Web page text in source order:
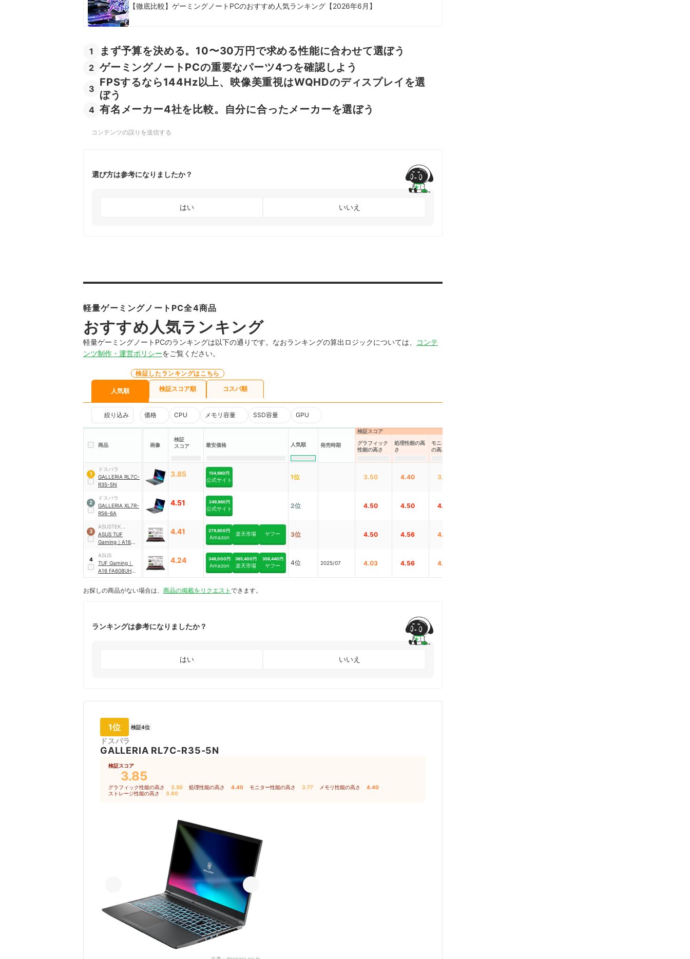
【徹底比較】ゲーミングノートPCのおすすめ人気ランキング【2026年6月】
1 まず予算を決める。10〜30万円で求める性能に合わせて選ぼう
2 ゲーミングノートPCの重要なパーツ4つを確認しよう
3
FPSするなら144Hz以上、映像美重視はWQHDのディスプレイを選
ぼう
4 有名メーカー4社を比較。自分に合ったメーカーを選ぼう
コンテンツの誤りを送信する
選び方は参考になりましたか？
はい いいえ
軽量ゲーミングノートPC全4商品
おすすめ人気ランキング
軽量ゲーミングノートPCのランキングは以下の通りです。なおランキングの算出ロジックについては、
コンテ
ンツ制作・運営ポリシーをご覧ください。
人気順
検証したランキングはこちら
検証スコア順 コスパ順
絞り込み 価格 CPU メモリ容量 SSD容量 GPU
商品 画像
検証
スコア
最安価格 人気順 発売時期
検証スコア
グラフィック
性能の高さ
処理性能の高
さ
モニター性能
の高さ
1
ドスパラ
GALLERIA RL7C-
R35-5N
3.85 154,980円
公式サイト 1位 3.50 4.40 3.77
2
ドスパラ
GALLERIA XL7R-
R56-6A
4.51 249,980円
公式サイト 2位 4.50 4.50 4.65
3
ASUSTEK
COMPUTER
ASUS TUF
Gaming ｜ A16
FA608UM-
R7R5060A
4.41 279,800円
Amazon
楽天市場 ヤフー 3位 4.50 4.56 4.12
4
ASUS
TUF Gaming ｜
A16 FA608UH
FA608UH-
4.24 348,000円
Amazon
365,400円
楽天市場
358,440円
ヤフー 4位 2025/07 4.03 4.56 4.12
お探しの商品がない場合は、 商品の掲載をリクエスト できます。
ランキングは参考になりましたか？
はい いいえ
1位 検証4位
ドスパラ
GALLERIA RL7C-R35-5N
検証スコア
3.85
グラフィック性能の高さ 3.50 処理性能の高さ 4.40 モニター性能の高さ 3.77 メモリ性能の高さ 4.40
ストレージ性能の高さ 3.80